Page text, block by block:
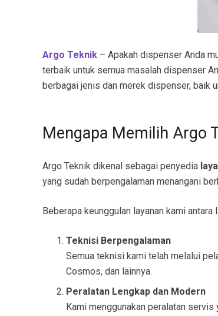
Argo Teknik – Apakah dispenser Anda
terbaik untuk semua masalah dispenser
berbagai jenis dan merek dispenser, baik
Mengapa Memilih Argo
Argo Teknik dikenal sebagai penyedia
yang sudah berpengalaman menangani
Beberapa keunggulan layanan kami antara
Teknisi Berpengalaman
Semua teknisi kami telah melalui
Cosmos, dan lainnya.
Peralatan Lengkap dan Modern
Kami menggunakan peralatan